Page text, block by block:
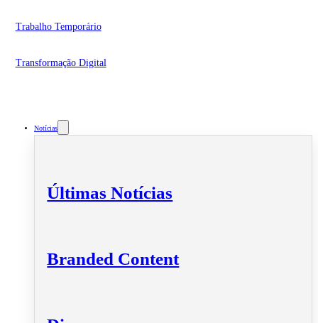
Trabalho Temporário
Transformação Digital
Notícias
Últimas Notícias
Branded Content